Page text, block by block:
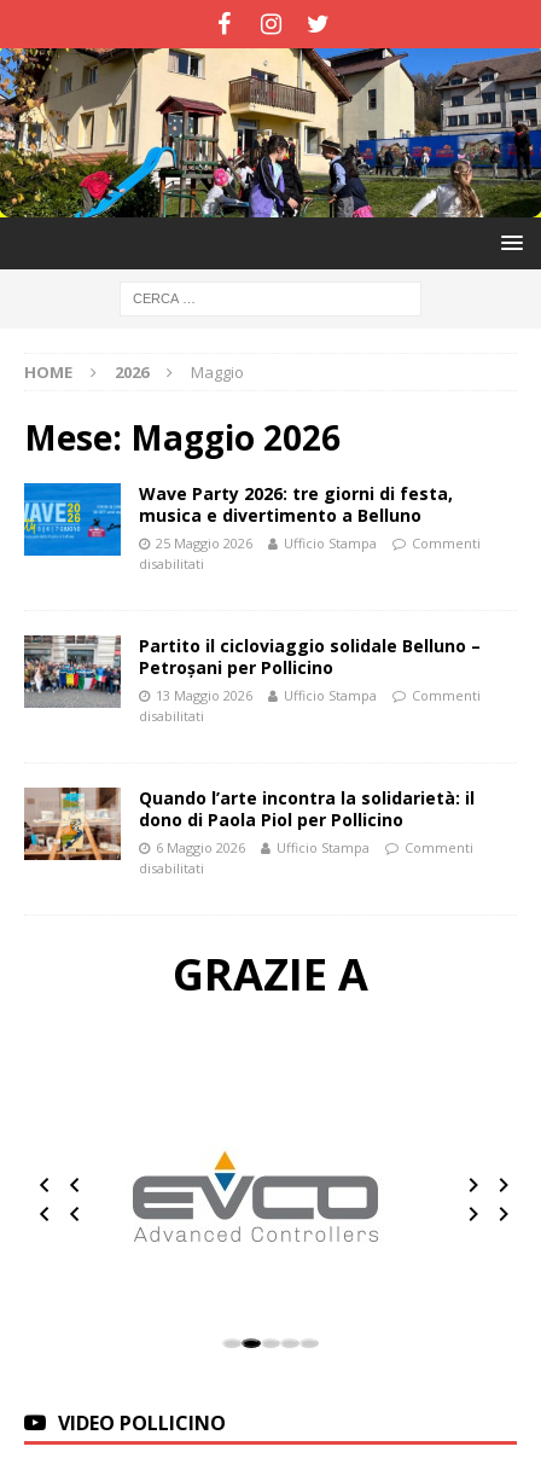
HOME 2026 Maggio
Mese: Maggio 2026
Wave Party 2026: tre giorni di festa,
musica e divertimento a Belluno
25 Maggio 2026 Ufficio Stampa
Commenti
disabilitati
Partito il cicloviaggio solidale Belluno –
Petroșani per Pollicino
13 Maggio 2026 Ufficio Stampa
Commenti
disabilitati
Quando l’arte incontra la solidarietà: il
dono di Paola Piol per Pollicino
6 Maggio 2026 Ufficio Stampa
Commenti
disabilitati
GRAZIE A
VIDEO POLLICINO